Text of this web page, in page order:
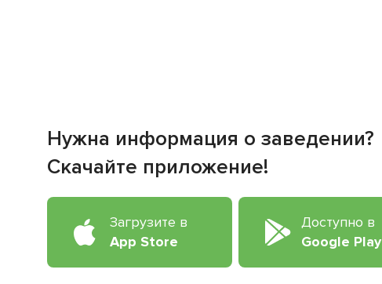
Нужна информация о заведении?
Скачайте приложение!
Загрузите в
App Store
Доступно в
Google Play